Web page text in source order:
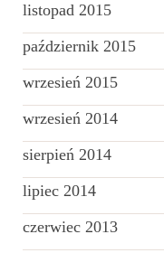
listopad 2015
październik 2015
wrzesień 2015
wrzesień 2014
sierpień 2014
lipiec 2014
czerwiec 2013